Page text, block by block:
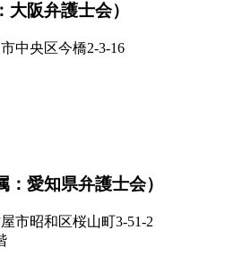
大阪弁護士会）
中央区今橋2-3-16
：愛知県弁護士会）
市昭和区桜山町3-51-2